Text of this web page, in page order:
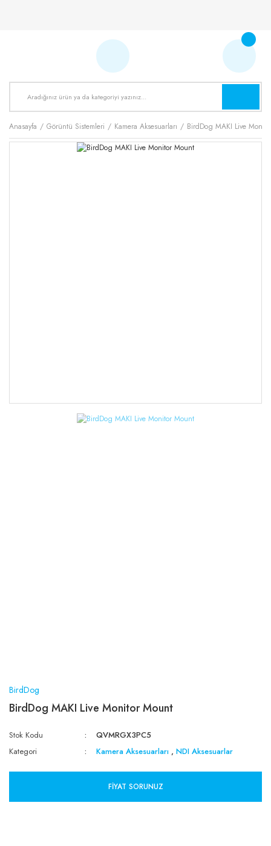
Anasayfa Görüntü Sistemleri Kamera Aksesuarları BirdDog MAKI Live
BirdDog
BirdDog MAKI Live Monitor Mount
Stok Kodu
QVMRGX3PC5
Kategori
Kamera Aksesuarları ,NDI Aksesuarlar
FIYAT SORUNUZ